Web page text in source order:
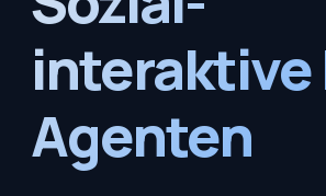
interaktive
Agenten